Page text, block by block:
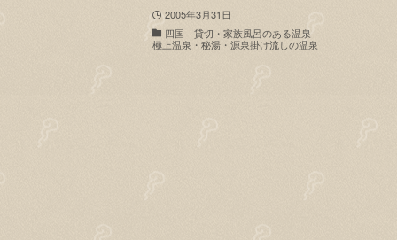
2005年3月31日
四国 貸切・家族風呂のある温泉
極上温泉・秘湯・源泉掛け流しの温泉